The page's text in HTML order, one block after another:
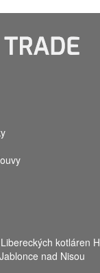
kotláren
nad Nisou